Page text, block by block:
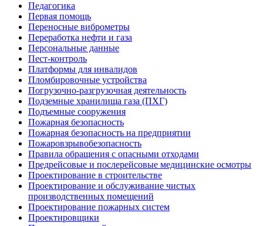
Педагогика
Первая помощь
Переносные виброметры
Переработка нефти и газа
Персональные данные
Пест-контроль
Платформы для инвалидов
Пломбировочные устройства
Погрузочно-разгрузочная деятельность
Подземные хранилища газа (ПХГ)
Подъемные сооружения
Пожарная безопасность
Пожарная безопасность на предприятии
Пожаровзрывобезопасность
Правила обращения с опасными отходами
Предрейсовые и послерейсовые медицинские осмотры
Проектирование в строительстве
Проектирование и обслуживание чистых
производственных помещений
Проектирование пожарных систем
Проектировщики